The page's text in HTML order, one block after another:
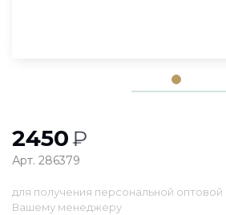
2450₽
Арт. 286379
для получения персональной оптовой
Вашему менеджеру